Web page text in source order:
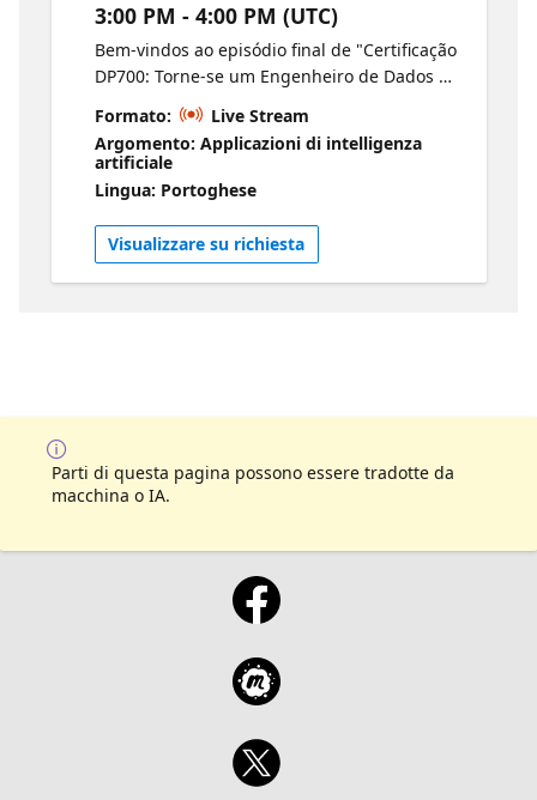
3:00 PM - 4:00 PM (UTC)
Bem-vindos ao episódio final de "Certificação
DP700: Torne-se um Engenheiro de Dados do
Fabric". Faça suas perguntas finais aos
nossos especialistas e aprenda dicas e
truques para o dia do exame. Microsoft
Certified: Fabric Data Engineer Associate
Formato:
Live Stream
Argomento: Applicazioni di intelligenza
artificiale
Lingua: Portoghese
Visualizzare su richiesta
Parti di questa pagina possono essere tradotte da
macchina o IA.